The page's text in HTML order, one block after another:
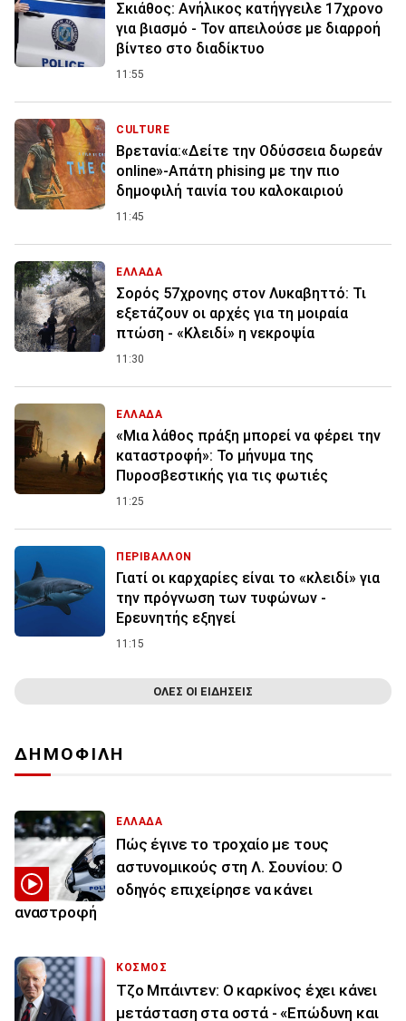
Σκιάθος: Ανήλικος κατήγγειλε 17χρονο
για βιασμό - Τον απειλούσε με διαρροή
βίντεο στο διαδίκτυο
11:55
CULTURE
Βρετανία:«Δείτε την Οδύσσεια δωρεάν
online»-Απάτη phising με την πιο
δημοφιλή ταινία του καλοκαιριού
11:45
ΕΛΛΑΔΑ
Σορός 57χρονης στον Λυκαβηττό: Τι
εξετάζουν οι αρχές για τη μοιραία
πτώση - «Κλειδί» η νεκροψία
11:30
ΕΛΛΑΔΑ
«Μια λάθος πράξη μπορεί να φέρει την
καταστροφή»: Το μήνυμα της
Πυροσβεστικής για τις φωτιές
11:25
ΠΕΡΙΒΑΛΛΟΝ
Γιατί οι καρχαρίες είναι το «κλειδί» για
την πρόγνωση των τυφώνων -
Ερευνητής εξηγεί
11:15
ΟΛΕΣ ΟΙ ΕΙΔΗΣΕΙΣ
ΔΗΜΟΦΙΛΗ
ΕΛΛΑΔΑ
Πώς έγινε το τροχαίο με τους
αστυνομικούς στη Λ. Σουνίου: Ο
οδηγός επιχείρησε να κάνει
αναστροφή
ΚΟΣΜΟΣ
Τζο Μπάιντεν: Ο καρκίνος έχει κάνει
μετάσταση στα οστά - «Επώδυνη και